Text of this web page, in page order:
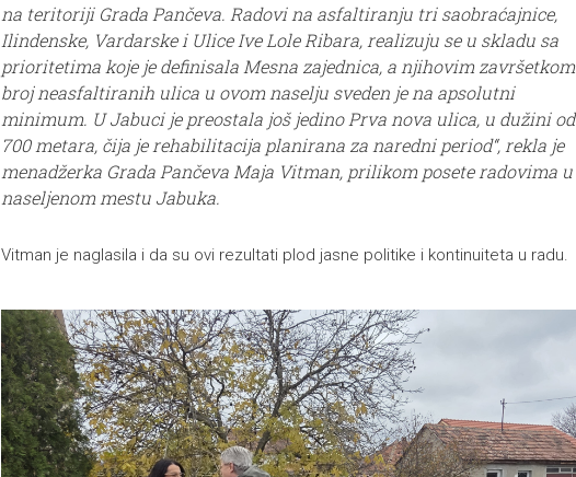
na teritoriji Grada Pančeva. Radovi na asfaltiranju tri saobraćajnice,
Ilindenske, Vardarske i Ulice Ive Lole Ribara, realizuju se u skladu sa
prioritetima koje je definisala Mesna zajednica, a njihovim završetkom
broj neasfaltiranih ulica u ovom naselju sveden je na apsolutni
minimum. U Jabuci je preostala još jedino Prva nova ulica, u dužini od
700 metara, čija je rehabilitacija planirana za naredni period“, rekla je
menadžerka Grada Pančeva Maja Vitman, prilikom posete radovima u
naseljenom mestu Jabuka.
Vitman je naglasila i da su ovi rezultati plod jasne politike i kontinuiteta u radu.